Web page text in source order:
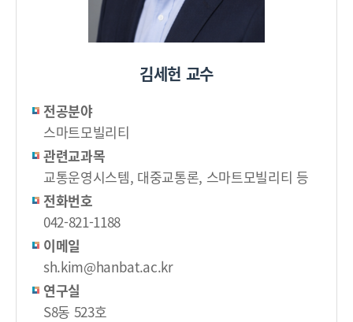
김세헌 교수
전공분야
스마트모빌리티
관련교과목
교통운영시스템, 대중교통론, 스마트모빌리티 등
전화번호
042-821-1188
이메일
sh.kim@hanbat.ac.kr
연구실
S8동 523호